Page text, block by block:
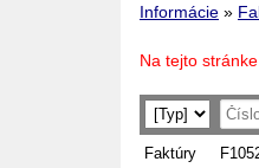
Informácie »
Na tejto
Faktúry